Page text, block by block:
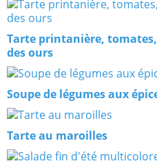
Tarte printanière,
des ours
Soupe de légumes aux
Tarte au maroilles